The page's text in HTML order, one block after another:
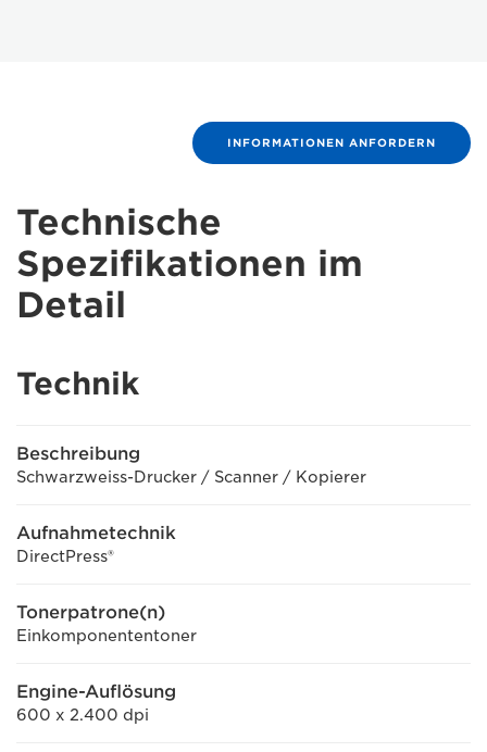
INFORMATIONEN ANFORDERN
Technische
Spezifikationen im
Detail
Technik
Beschreibung
Schwarzweiss-Drucker / Scanner / Kopierer
Aufnahmetechnik
DirectPress®
Tonerpatrone(n)
Einkomponententoner
Engine-Auflösung
600 x 2.400 dpi